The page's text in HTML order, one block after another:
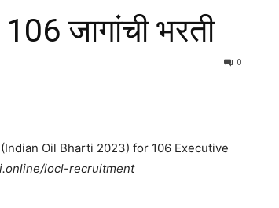
जागांची भरती
0
Oil Bharti 2023) for 106 Executive
iocl-recruitment